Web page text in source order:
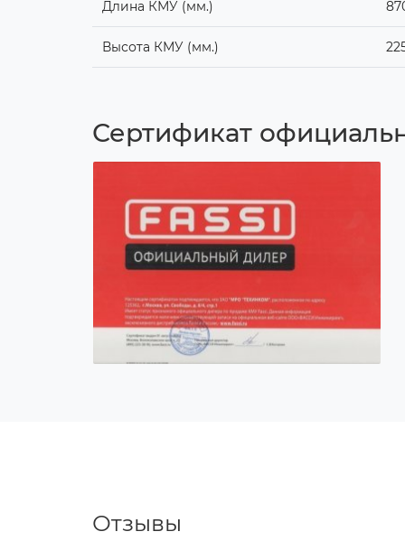
Длина КМУ (мм.)
Высота КМУ (мм.)
Сертификат
Отзывы